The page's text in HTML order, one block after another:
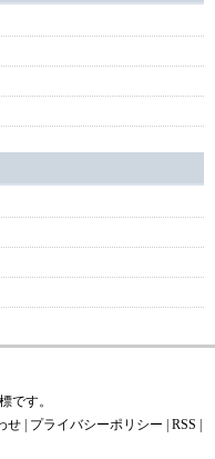
です。
せ プライバシーポリシー RSS